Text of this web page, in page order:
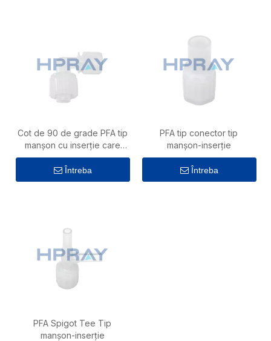
Cot de 90 de grade PFA tip
manșon cu inserție care
economisește spațiu
Întreba
PFA tip conector tip
manșon-inserție
Întreba
PFA Spigot Tee Tip
manșon-inserție